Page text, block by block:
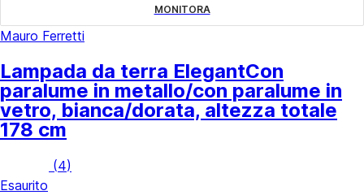
MONITORA
Mauro Ferretti
Lampada da terra ElegantCon
paralume in metallo/con paralume in
vetro, bianca/dorata, altezza totale
178 cm
(4)
Esaurito